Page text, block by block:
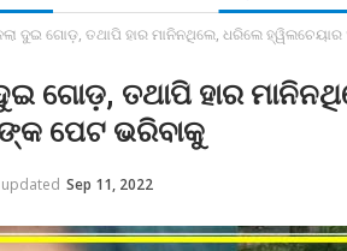
ଦୁଇ ଗୋଡ଼, ତଥାପି ହାର ମାନିନଥିଲେ, ଧରିଲେ
ଗୋଡ଼, ତଥାପି ହାର
ପେଟ ଭରିବାକୁ
updated Sep 11, 2022